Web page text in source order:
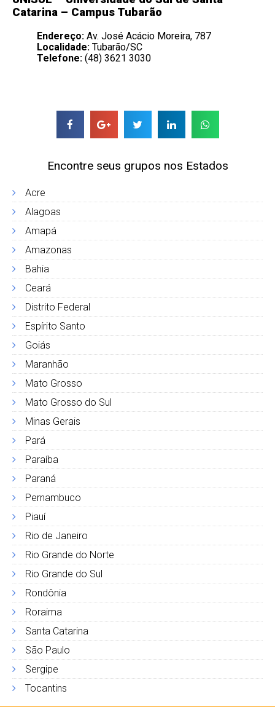
Catarina – Campus Tubarão
Endereço: Av. José Acácio Moreira, 787
Localidade: Tubarão/SC
Telefone: (48) 3621 3030
Encontre seus grupos nos Estados
Acre
Alagoas
Amapá
Amazonas
Bahia
Ceará
Distrito Federal
Espírito Santo
Goiás
Maranhão
Mato Grosso
Mato Grosso do Sul
Minas Gerais
Pará
Paraíba
Paraná
Pernambuco
Piauí
Rio de Janeiro
Rio Grande do Norte
Rio Grande do Sul
Rondônia
Roraima
Santa Catarina
São Paulo
Sergipe
Tocantins